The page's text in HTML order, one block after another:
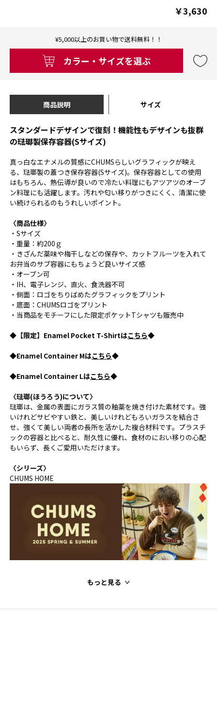
￥3,630
¥5,000以上のお買い物で送料無料！！
カラー・サイズを選ぶ
商品説明 サイズ
スタンダードデザインで復刻！機能性もデザインも抜群
の琺瑯製保存容器(Sサイズ)
真っ白なエナメルの質感にCHUMSらしいグラフィックが映え
る、琺瑯製の蓋つき保存容器(Sサイズ)。保存容器としての使用
はもちろん、熱伝導が良いので冷たい料理にもアツアツのオーブ
ン料理にも活躍します。汚れや匂い移りがつきにくく、清潔に使
い続けられるのもうれしいポイント。
〈商品仕様〉
・Sサイズ
・重量：約200ｇ
・きざんだ薬味や梅干しなどの保存や、カットフルーツを入れて
お弁当のサブ容器にもちょうど良いサイズ感
・オーブン可
・IH、電子レンジ、直火、食洗器不可
・側面：ロゴをちりばめたグラフィックをプリント
・底面：CHUMSロゴをプリント
・当商品をモチーフにした限定ポケットTシャツも販売中
◆【限定】Enamel Pocket T-Shirtはこちら◆
◆Enamel Container Mはこちら◆
◆Enamel Container Lはこちら◆
〈琺瑯(ほうろう)について〉
琺瑯は、金属の表面にガラス質の釉薬を焼き付けた素材です。強
いけれどサビやすい鉄と、美しいけれどもろいガラスを結合さ
せ、強くて美しい両者の長所を活かした複合材料です。プラスチ
ックの容器と比べると、耐久性に優れ、食材のにおい移りの心配
もいらず、長くご愛用いただけます。
〈シリーズ〉
CHUMS HOME
もっと見る